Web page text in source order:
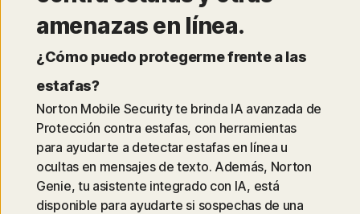
amenazas en línea.
¿Cómo puedo protegerme frente a las
estafas?
Norton Mobile Security te brinda IA avanzada de
Protección contra estafas, con herramientas
para ayudarte a detectar estafas en línea u
ocultas en mensajes de texto. Además, Norton
Genie, tu asistente integrado con IA, está
disponible para ayudarte si sospechas de una